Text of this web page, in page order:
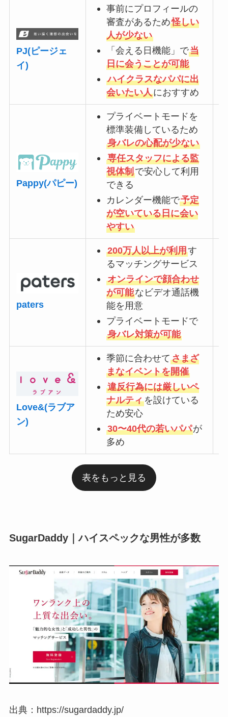
PJ(ピージェ
イ)
事前にプロフィールの
審査があるため怪しい
人が少ない
「会える日機能」で当
日に会うことが可能
ハイクラスなパパに出
会いたい人におすすめ
Pappy(パピー)
プライベートモードを
標準装備しているため
身バレの心配が少ない
専任スタッフによる監
視体制で安心して利用
できる
カレンダー機能で予定
が空いている日に会い
やすい
paters
200万人以上が利用す
るマッチングサービス
オンラインで顔合わせ
が可能なビデオ通話機
能を用意
プライベートモードで
身バレ対策が可能
Love&(ラブア
ン)
季節に合わせてさまざ
まなイベントを開催
違反行為には厳しいペ
ナルティを設けている
ため安心
30〜40代の若いパパが
多め
表をもっと見る
SugarDaddy｜ハイスペックな男性が多数
出典：https://sugardaddy.jp/